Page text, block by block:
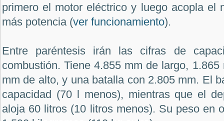
primero el motor eléctrico y luego acopla el
más potencia (ver funcionamiento).
Entre paréntesis irán las cifras de
combustión. Tiene 4.855 mm de largo,
mm de alto, y una batalla con 2.805 mm. El
capacidad (70 l menos), mientras que el
aloja 60 litros (10 litros menos). Su peso en